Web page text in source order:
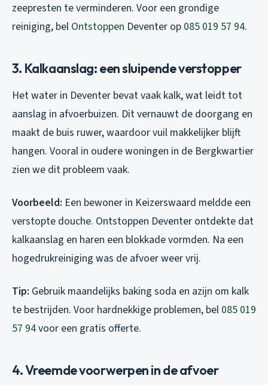
zeepresten te verminderen. Voor een grondige
reiniging, bel Ontstoppen Deventer op 085 019 57 94.
3. Kalkaanslag: een sluipende verstopper
Het water in Deventer bevat vaak kalk, wat leidt tot
aanslag in afvoerbuizen. Dit vernauwt de doorgang en
maakt de buis ruwer, waardoor vuil makkelijker blijft
hangen. Vooral in oudere woningen in de Bergkwartier
zien we dit probleem vaak.
Voorbeeld: Een bewoner in Keizerswaard meldde een
verstopte douche. Ontstoppen Deventer ontdekte dat
kalkaanslag en haren een blokkade vormden. Na een
hogedrukreiniging was de afvoer weer vrij.
Tip: Gebruik maandelijks baking soda en azijn om kalk
te bestrijden. Voor hardnekkige problemen, bel 085 019
57 94voor een gratis offerte.
4. Vreemde voorwerpen in de afvoer